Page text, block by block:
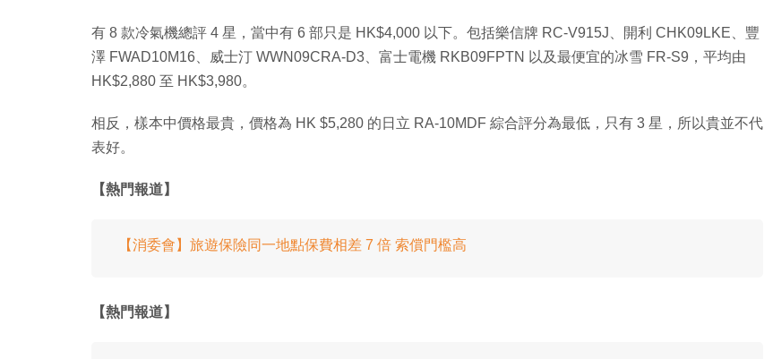
有 8 款冷氣機總評 4 星，當中有 6 部只是 HK$4,000 以下。包括樂信牌 RC-V915J、開利 CHK09LKE、豐
澤 FWAD10M16、威士汀 WWN09CRA-D3、富士電機 RKB09FPTN 以及最便宜的冰雪 FR-S9，平均由
HK$2,880 至 HK$3,980。
相反，樣本中價格最貴，價格為 HK $5,280 的日立 RA-10MDF 綜合評分為最低，只有 3 星，所以貴並不代
表好。
【熱門報道】
【消委會】旅遊保險同一地點保費相差 7 倍 索償門檻高
【熱門報道】